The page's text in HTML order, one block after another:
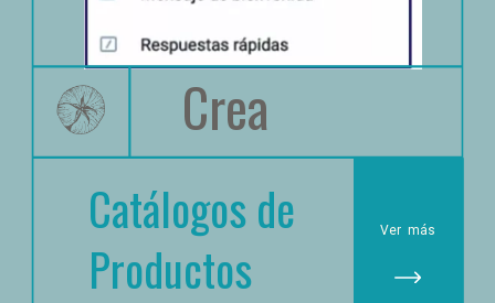
Catálogos de
Productos
Ver más
Crea